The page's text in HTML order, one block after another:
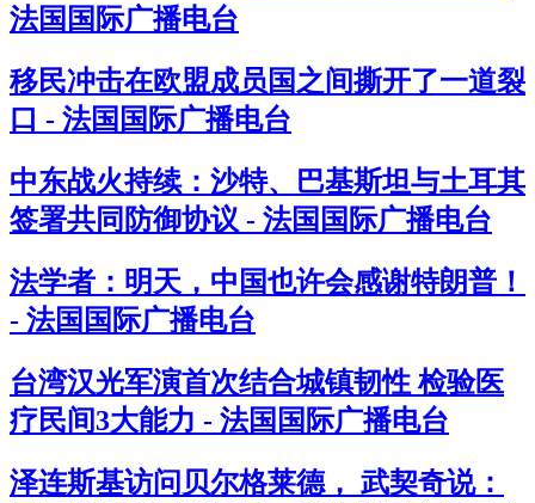
法国国际广播电台
移民冲击在欧盟成员国之间撕开了一道裂
口 - 法国国际广播电台
中东战火持续：沙特、巴基斯坦与土耳其
签署共同防御协议 - 法国国际广播电台
法学者：明天，中国也许会感谢特朗普！
- 法国国际广播电台
台湾汉光军演首次结合城镇韧性 检验医
疗民间3大能力 - 法国国际广播电台
泽连斯基访问贝尔格莱德， 武契奇说：